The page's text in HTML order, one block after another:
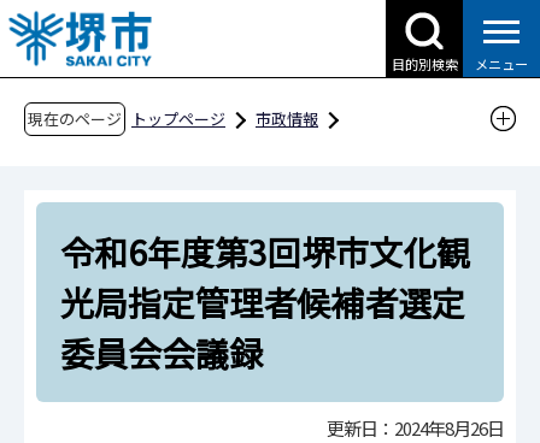
こ
の
ペ
目的別検索 メニュー
現在のページ トップページ
市政情報
指定管理者候補者選定委員会会議録等
令和6年度第3回堺市文化観光局指定管理者候補
者選定委員会会議録
令和6年度第3回堺市文化観
光局指定管理者候補者選定
委員会会議録
更新日：2024年8月26日